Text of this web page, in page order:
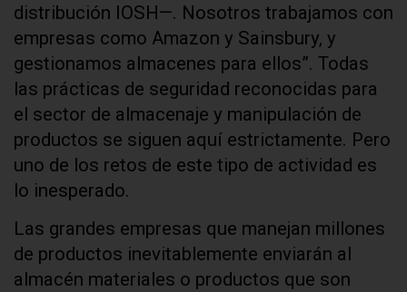
distribución IOSH—. Nosotros trabajamos con
empresas como Amazon y Sainsbury, y
gestionamos almacenes para ellos”. Todas
las prácticas de seguridad reconocidas para
el sector de almacenaje y manipulación de
productos se siguen aquí estrictamente. Pero
uno de los retos de este tipo de actividad es
lo inesperado.
Las grandes empresas que manejan millones
de productos inevitablemente enviarán al
almacén materiales o productos que son